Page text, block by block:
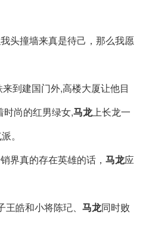
头撞墙来真是待己，那么我愿
到建国门外,高楼大厦让他目
尚的红男绿女,马龙上长龙一
。
界真的存在英雄的话， 马龙应
皓和小将陈玘、 马龙同时败